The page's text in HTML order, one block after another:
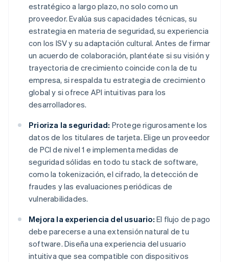
estratégico a largo plazo, no solo como un
proveedor. Evalúa sus capacidades técnicas, su
estrategia en materia de seguridad, su experiencia
con los ISV y su adaptación cultural. Antes de firmar
un acuerdo de colaboración, plantéate si su visión y
trayectoria de crecimiento coincide con la de tu
empresa, si respalda tu estrategia de crecimiento
global y si ofrece API intuitivas para los
desarrolladores.
Prioriza la seguridad: Protege rigurosamente los
datos de los titulares de tarjeta. Elige un proveedor
de PCI de nivel 1 e implementa medidas de
seguridad sólidas en todo tu stack de software,
como la tokenización, el cifrado, la detección de
fraudes y las evaluaciones periódicas de
vulnerabilidades.
Mejora la experiencia del usuario: El flujo de pago
debe parecerse a una extensión natural de tu
software. Diseña una experiencia del usuario
intuitiva que sea compatible con dispositivos